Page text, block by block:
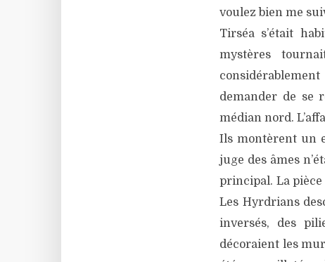
voulez bien me
Tirséa s’était
mystères
demander de se
médian nord.
Ils montèrent un
juge des âmes
principal. La
Les Hyrdrians
inversés, des
décoraient les